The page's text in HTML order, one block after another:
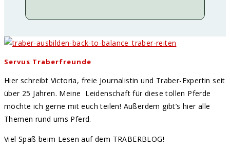
Servus Traberfreunde
Hier schreibt Victoria, freie Journalistin und Traber-Expertin seit
über 25 Jahren. Meine Leidenschaft für diese tollen Pferde
möchte ich gerne mit euch teilen! Außerdem gibt’s hier alle
Themen rund ums Pferd.
Viel Spaß beim Lesen auf dem TRABERBLOG!